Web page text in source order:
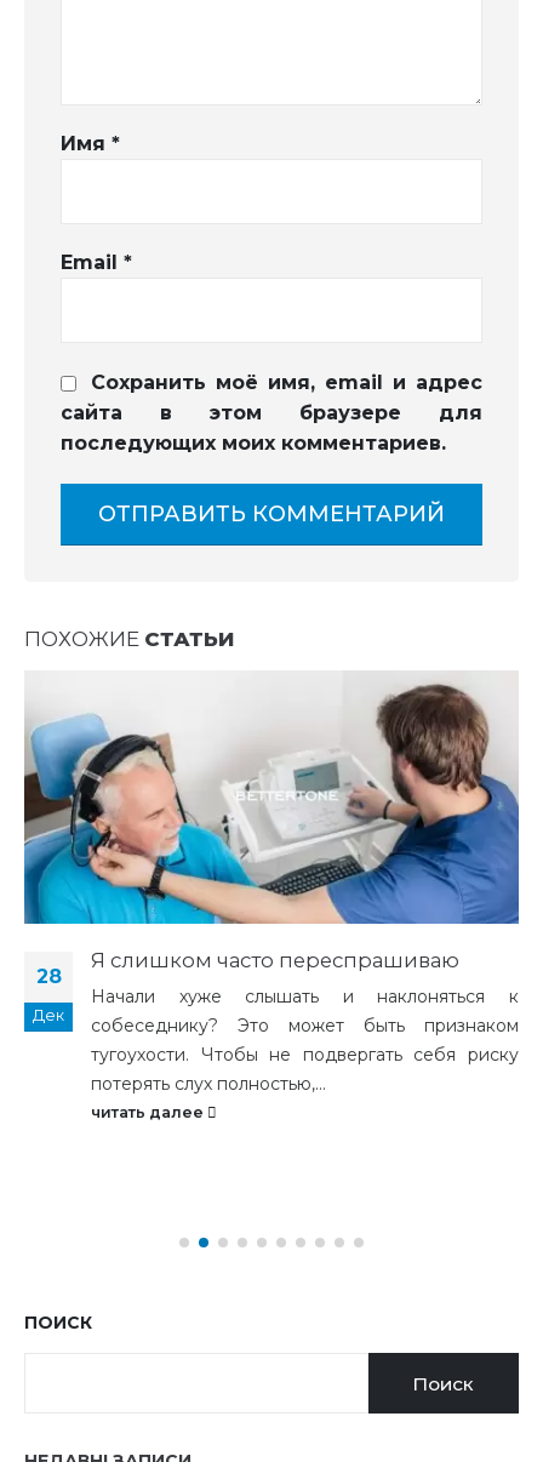
Имя *
Email *
Сохранить моё имя, email и адрес
сайта в этом браузере для
последующих моих комментариев.
ПОХОЖИЕ СТАТЬИ
28
Дек
Я слишком часто переспрашиваю
Начали хуже слышать и наклоняться к
собеседнику? Это может быть признаком
тугоухости. Чтобы не подвергать себя риску
потерять слух полностью,...
читать далее
ПОИСК
Поиск